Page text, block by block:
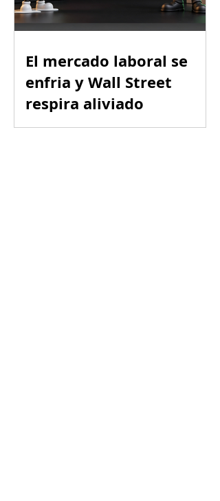
El mercado laboral se
enfria y Wall Street
respira aliviado